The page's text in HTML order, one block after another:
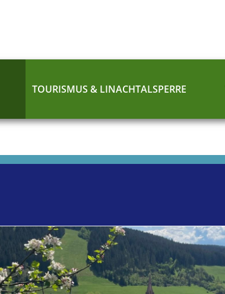
TOURISMUS & LINACHTALSPERRE